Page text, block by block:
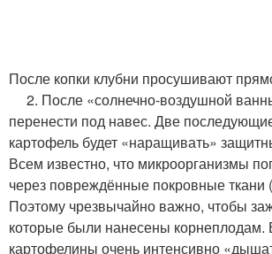
После копки клубни просушивают
2. После «солнечно-воздушной
перенести под навес. Две
картофель будет «наращивать»
Всем известно, что микроорганизмы
через повреждённые покровные ткани
Поэтому чрезвычайно важно, чтобы
которые были нанесены корнеплодам.
картофелины очень интенсивно